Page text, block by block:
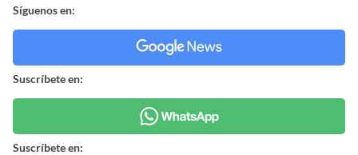
Síguenos en:
Suscríbete en:
Suscríbete en: